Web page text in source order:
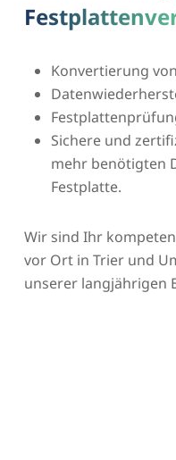
Konvertierung
Sichere und
mehr benötigten
Festplatte.
Wir sind Ihr
vor Ort in Trier und
unserer langjährigen